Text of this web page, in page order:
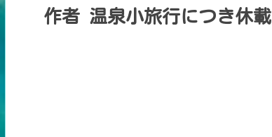
作者 温泉小旅行につき休載